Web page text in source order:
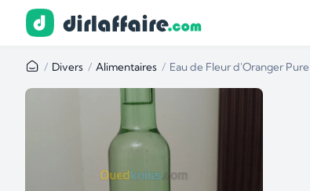
Divers Alimentaires Eau de Fleur d'Oranger Pure